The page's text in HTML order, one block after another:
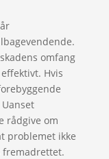
omfang
Hvis
rådgive om
problemet ikke
fremadrettet.